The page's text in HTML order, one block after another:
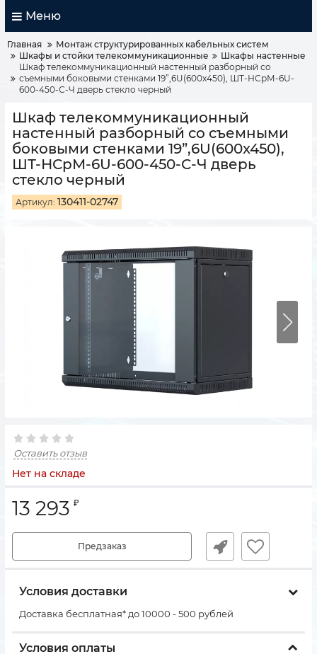
Меню
Главная
Монтаж структурированных кабельных систем
Шкафы и стойки телекоммуникационные
Шкафы настенные
Шкаф телекоммуникационный настенный разборный со
съемными боковыми стенками 19”,6U(600x450), ШТ-НСрМ-6U-
600-450-С-Ч дверь стекло черный
Шкаф телекоммуникационный
настенный разборный со съемными
боковыми стенками 19”,6U(600x450),
ШТ-НСрМ-6U-600-450-С-Ч дверь
стекло черный
Артикул: 130411-02747
Оставить отзыв
Нет на складе
13 293 ₽
Предзаказ
Условия доставки
Доставка бесплатная* до 10000 - 500 рублей
Условия оплаты